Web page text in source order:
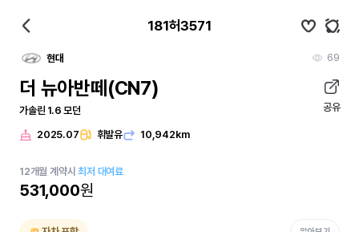
181허3571
현대 69
더 뉴아반떼(CN7)
가솔린 1.6 모던 공유
2025.07 휘발유 10,942km
12개월 계약시최저 대여료
531,000원